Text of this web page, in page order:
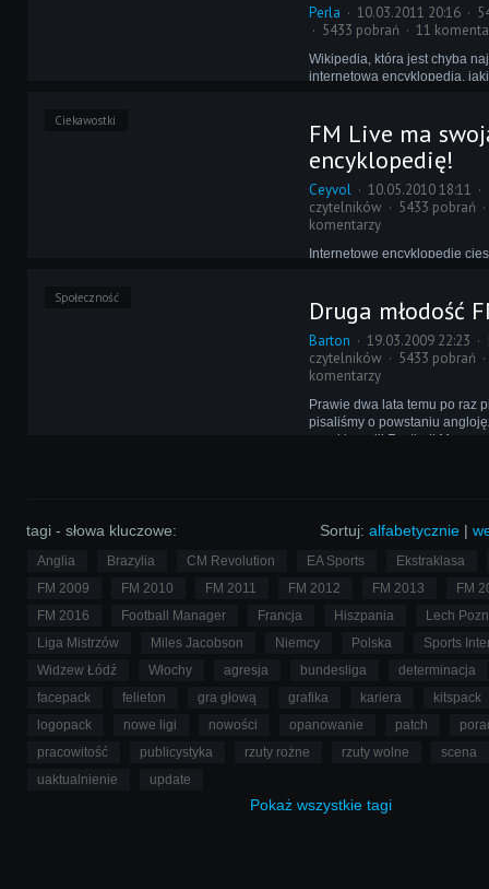
Perla 10.03.2011 20:16
5433 pobrań
11
Wikipedia, która jest chyba
internetową encyklopedią,
dowodem jest trwający
Ciekawostki
FM Live ma
encyklopedię!
Ceyvol 10.05.2010 18:11
czytelników
5433 pobrań
komentarzy
Internetowe encyklopedie
do potrzebnych im akurat
podobny komfort mogą
posiadacze Football Manager
Społeczność Druga młodość
Barton 19.03.2009 22:23
czytelników
5433 pobrań
komentarzy
Prawie dwa lata temu po raz
pisaliśmy o powstaniu
encyklopedii Football
Sortuj: alfabetycznie |
tagi - słowa kluczowe:
Anglia Brazylia CM Revolution EA Sports
Ekstraklasa
FM 2009
FM 2010 FM 2011 FM 2012 FM 2013
FM
FM 2016
Football Manager Francja Hiszpania
Lech
Liga Mistrzów
Miles Jacobson Niemcy Polska
Sports
Widzew Łódź
Włochy agresja bundesliga
determinacja
facepack
felieton gra głową grafika kariera
kitspack
logopack
nowe ligi nowości opanowanie patch
pracowitość
publicystyka rzuty rożne rzuty wolne
scena
uaktualnienie
update
Pokaż wszystkie tagi